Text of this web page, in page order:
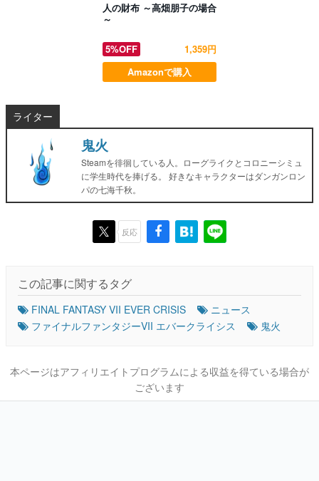
人の財布 ～高畑朋子の場合
～
5%OFF
1,359円
Amazonで購入
ライター
鬼火
Steamを徘徊している人。ローグライクとコロニーシミュ
に学生時代を捧げる。 好きなキャラクターはダンガンロン
パの七海千秋。
反応
この記事に関するタグ
FINAL FANTASY VII EVER CRISIS
ニュース
ファイナルファンタジーVII エバークライシス
鬼火
本ページはアフィリエイトプログラムによる収益を得ている場合が
ございます